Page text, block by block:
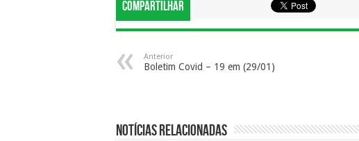
Compartilhar
Anterior
Boletim Covid – 19 em (29/01)
Notícias Relacionadas